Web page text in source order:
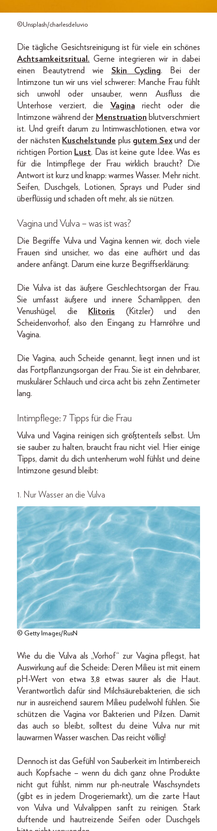
©Unsplash/charlesdeluvio
Die tägliche Gesichtsreinigung ist für viele ein schönes
Achtsamkeitsritual. Gerne integrieren wir in dabei
einen Beautytrend wie Skin Cycling. Bei der
Intimzone tun wir uns viel schwerer: Manche Frau fühlt
sich unwohl oder unsauber, wenn Ausfluss die
Unterhose verziert, die Vagina riecht oder die
Intimzone während der Menstruation blutverschmiert
ist. Und greift darum zu Intimwaschlotionen, etwa vor
der nächsten Kuschelstunde plus gutem Sexund der
richtigen Portion Lust. Das ist keine gute Idee. Was es
für die Intimpflege der Frau wirklich braucht? Die
Antwort ist kurz und knapp: warmes Wasser. Mehr nicht.
Seifen, Duschgels, Lotionen, Sprays und Puder sind
überflüssig und schaden oft mehr, als sie nützen.
Vagina und Vulva – was ist was?
Die Begriffe Vulva und Vagina kennen wir, doch viele
Frauen sind unsicher, wo das eine aufhört und das
andere anfängt. Darum eine kurze Begriffserklärung:
Die Vulva ist das äußere Geschlechtsorgan der Frau.
Sie umfasst äußere und innere Schamlippen, den
Venushügel, die
Klitoris (Kitzler) und den
Scheidenvorhof, also den Eingang zu Harnröhre und
Vagina.
Die Vagina, auch Scheide genannt, liegt innen und ist
das Fortpflanzungsorgan der Frau. Sie ist ein dehnbarer,
muskulärer Schlauch und circa acht bis zehn Zentimeter
lang.
Intimpflege: 7 Tipps für die Frau
Vulva und Vagina reinigen sich größtenteils selbst. Um
sie sauber zu halten, braucht frau nicht viel. Hier einige
Tipps, damit du dich untenherum wohl fühlst und deine
Intimzone gesund bleibt:
1. Nur Wasser an die Vulva
© Getty Images/RusN
Wie du die Vulva als „Vorhof“ zur Vagina pflegst, hat
Auswirkung auf die Scheide: Deren Milieu ist mit einem
pH-Wert von etwa 3,8 etwas saurer als die Haut.
Verantwortlich dafür sind Milchsäurebakterien, die sich
nur in ausreichend saurem Milieu pudelwohl fühlen. Sie
schützen die Vagina vor Bakterien und Pilzen. Damit
das auch so bleibt, solltest du deine Vulva nur mit
lauwarmen Wasser waschen. Das reicht völlig!
Dennoch ist das Gefühl von Sauberkeit im Intimbereich
auch Kopfsache – wenn du dich ganz ohne Produkte
nicht gut fühlst, nimm nur ph-neutrale Waschsyndets
(gibt es in jedem Drogeriemarkt), um die zarte Haut
von Vulva und Vulvalippen sanft zu reinigen. Stark
duftende und hautreizende Seifen oder Duschgels